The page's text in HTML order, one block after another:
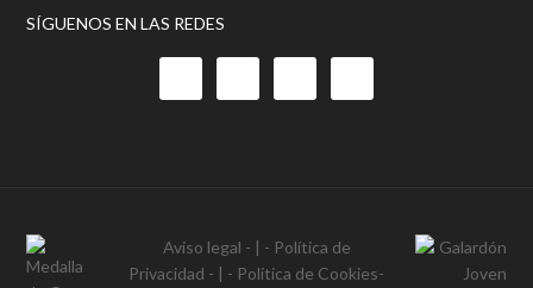
SÍGUENOS EN LAS REDES
Aviso legal - | - Política de
Privacidad - | - Política de Cookies-